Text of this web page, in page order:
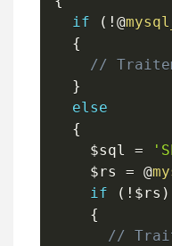
if
( ! @
{
//
}
else
{
$sql
=
$rs
= @
if
( ! $rs )
{
//